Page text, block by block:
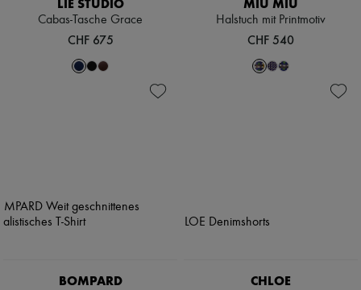
LIE STUDIO
Cabas-Tasche Grace
CHF 675
MIU MIU
Halstuch mit Printmotiv
CHF 540
BOMPARD CHLOE